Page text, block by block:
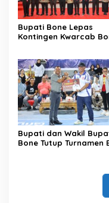
Bupati Bone Lepas
Kontingen Kwarcab
Bupati dan Wakil
Bone Tutup Turnamen